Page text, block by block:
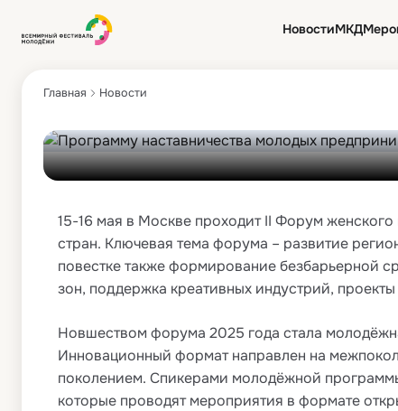
НовостиМКД
Главная Новости
Программу
15-16 мая в Москве проходит II Форум
стран. Ключевая тема форума – развитие
повестке также формирование безбарьерной
зон, поддержка креативных индустрий,
Новшеством форума 2025 года стала
Инновационный формат направлен на
поколением. Спикерами молодёжной
которые проводят мероприятия в формате